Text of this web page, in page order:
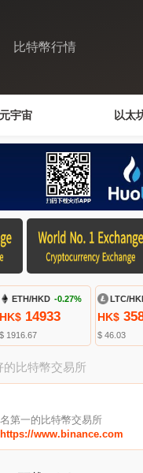
比特幣行情
元宇宙 以太
ETH/HKD -0.27%
HK$14933
$ 1916.67
LTC/
HK$
$ 46.03
的比特幣交易所
第一的比特幣交易所
www.binance.com